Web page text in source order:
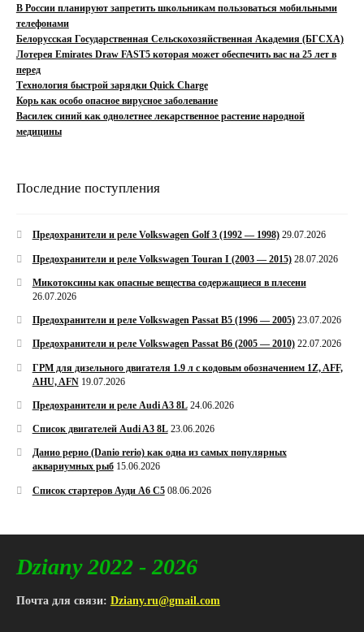
В России планируют запретить школьникам пользоваться мобильными
телефонами
Белорусская Государственная Сельскохозяйственная Академия (БГСХА)
Лотерея Emirates Draw FAST5 которая может обеспечить вас на 25 лет в
перед
Технология быстрой зарядки Quick Charge
Корь как особо опасное вирусное заболевание
Василек синий как однолетнее лекарственное растение народной
медицины
Последние поступления
Предохранители и реле Volkswagen Golf 3 (1992 — 1998) 29.07.2026
Предохранители и реле Volkswagen Touran I (2003 — 2015) 28.07.2026
Микотоксины как опасные вещества содержащиеся в плесени
26.07.2026
Предохранители и реле Volkswagen Passat B5 (1996 — 2005) 23.07.2026
Предохранители и реле Volkswagen Passat B6 (2005 — 2010) 22.07.2026
ГРМ для дизельного двигателя 1.9 л с кодовым обозначением 1Z, AFF,
AHU, AFN 19.07.2026
Предохранители и реле Audi A3 8L 24.06.2026
Список двигателей Audi A3 8L 23.06.2026
Данио рерио (Danio rerio) как одна из самых популярных
аквариумных рыб 15.06.2026
Список стартеров Ауди А6 С5 08.06.2026
Dziany 2022 - 2026
Почта для связи: Dziany.ru@gmail.com